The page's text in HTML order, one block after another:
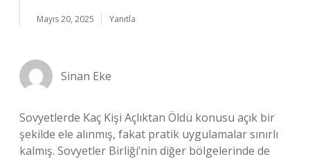
Mayıs 20, 2025 Yanıtla
Sinan Eke
Sovyetlerde Kaç Kişi Açlıktan Öldü konusu açık bir
şekilde ele alınmış, fakat pratik uygulamalar sınırlı
kalmış. Sovyetler Birliği’nin diğer bölgelerinde de